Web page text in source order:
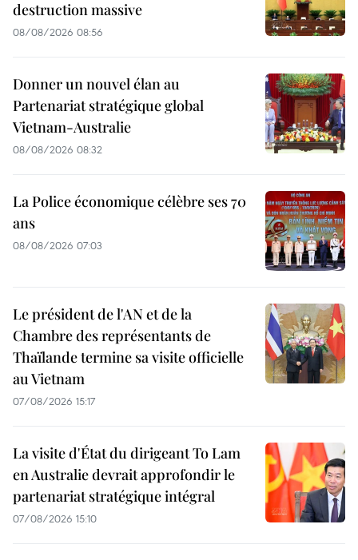
destruction massive
08/08/2026 08:56
Donner un nouvel élan au
Partenariat stratégique global
Vietnam-Australie
08/08/2026 08:32
La Police économique célèbre ses 70
ans
08/08/2026 07:03
Le président de l'AN et de la
Chambre des représentants de
Thaïlande termine sa visite officielle
au Vietnam
07/08/2026 15:17
La visite d'État du dirigeant To Lam
en Australie devrait approfondir le
partenariat stratégique intégral
07/08/2026 15:10